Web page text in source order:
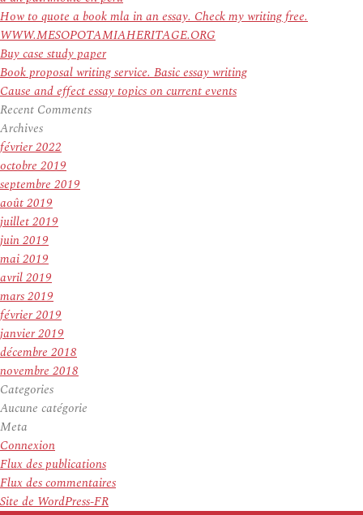
How to quote a book mla in an essay. Check my writing free.
WWW.MESOPOTAMIAHERITAGE.ORG
Buy case study paper
Book proposal writing service. Basic essay writing
Cause and effect essay topics on current events
Recent Comments
Archives
février 2022
octobre 2019
septembre 2019
août 2019
juillet 2019
juin 2019
mai 2019
avril 2019
mars 2019
février 2019
janvier 2019
décembre 2018
novembre 2018
Categories
Aucune catégorie
Meta
Connexion
Flux des publications
Flux des commentaires
Site de WordPress-FR